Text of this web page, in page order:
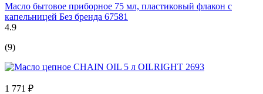
Масло бытовое приборное 75 мл, пластиковый флакон с
капельницей Без бренда 67581
4.9
(9)
1 771 ₽